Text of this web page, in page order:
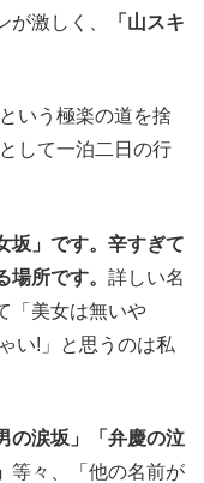
激しく、
「山スキ
いう極楽の道を捨
して一泊二日の行
坂」です。辛すぎて
所です。 詳しい名
「美女は無いや
い!」と思うのは私
の涙坂」「弁慶の泣
等々、「他の名前が